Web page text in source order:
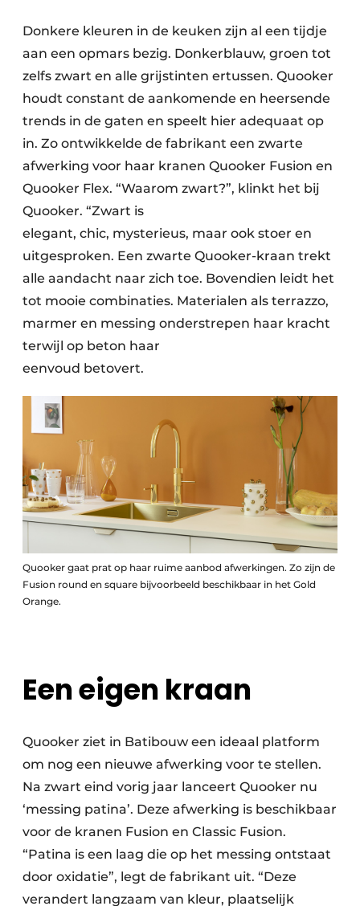
Donkere kleuren in de keuken zijn al een tijdje
aan een opmars bezig. Donkerblauw, groen tot
zelfs zwart en alle grijstinten ertussen. Quooker
houdt constant de aankomende en heersende
trends in de gaten en speelt hier adequaat op
in. Zo ontwikkelde de fabrikant een zwarte
afwerking voor haar kranen Quooker Fusion en
Quooker Flex. “Waarom zwart?”, klinkt het bij
Quooker. “Zwart is
elegant, chic, mysterieus, maar ook stoer en
uitgesproken. Een zwarte Quooker-kraan trekt
alle aandacht naar zich toe. Bovendien leidt het
tot mooie combinaties. Materialen als terrazzo,
marmer en messing onderstrepen haar kracht
terwijl op beton haar
eenvoud betovert.
Quooker gaat prat op haar ruime aanbod afwerkingen. Zo zijn de
Fusion round en square bijvoorbeeld beschikbaar in het Gold
Orange.
Een eigen kraan
Quooker ziet in Batibouw een ideaal platform
om nog een nieuwe afwerking voor te stellen.
Na zwart eind vorig jaar lanceert Quooker nu
‘messing patina’. Deze afwerking is beschikbaar
voor de kranen Fusion en Classic Fusion.
“Patina is een laag die op het messing ontstaat
door oxidatie”, legt de fabrikant uit. “Deze
verandert langzaam van kleur, plaatselijk